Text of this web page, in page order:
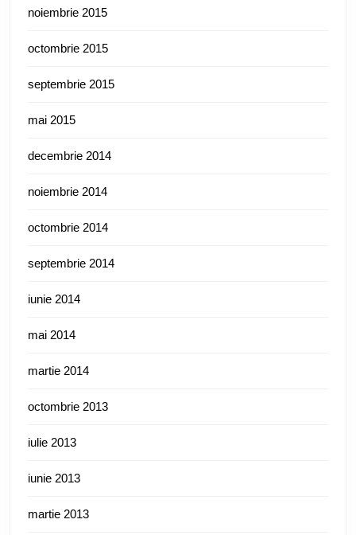
noiembrie 2015
octombrie 2015
septembrie 2015
mai 2015
decembrie 2014
noiembrie 2014
octombrie 2014
septembrie 2014
iunie 2014
mai 2014
martie 2014
octombrie 2013
iulie 2013
iunie 2013
martie 2013